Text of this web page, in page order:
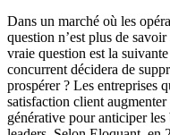
Dans un marché où les
question n’est plus de
vraie question est la
concurrent décidera de
prospérer ? Les entreprises
satisfaction client
générative pour anticiper